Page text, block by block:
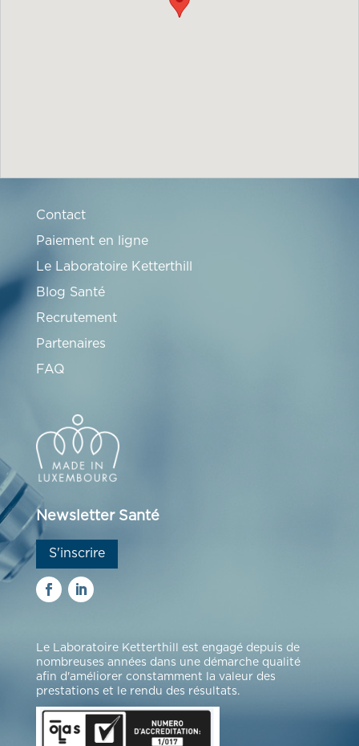
Contact
Paiement en ligne
Le Laboratoire Ketterthill
Blog Santé
Recrutement
Partenaires
FAQ
Newsletter Santé
S'inscrire
Le Laboratoire Ketterthill est engagé depuis de
nombreuses années dans une démarche qualité
afin d'améliorer constamment la valeur des
prestations et le rendu des résultats.